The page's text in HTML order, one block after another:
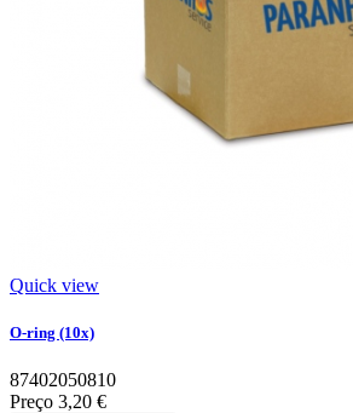
Quick view
O-ring (10x)
87402050810
Preço 3,20 €